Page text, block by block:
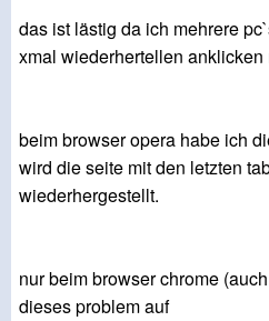
das ist lästig da ich mehrere
xmal wiederhertellen anklicken
beim browser opera habe ich
wird die seite mit den letzten
wiederhergestellt.
nur beim browser chrome
dieses problem auf